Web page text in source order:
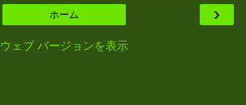
›
ホーム
ウェブ バージョンを表示